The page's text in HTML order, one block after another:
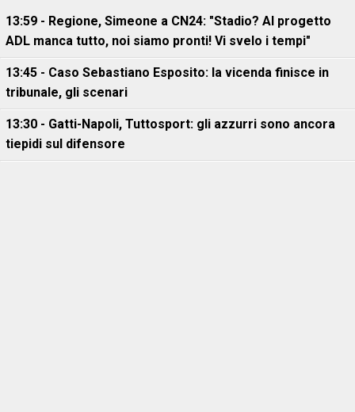
13:59 - Regione, Simeone a CN24: "Stadio? Al progetto
ADL manca tutto, noi siamo pronti! Vi svelo i tempi"
13:45 - Caso Sebastiano Esposito: la vicenda finisce in
tribunale, gli scenari
13:30 - Gatti-Napoli, Tuttosport: gli azzurri sono ancora
tiepidi sul difensore